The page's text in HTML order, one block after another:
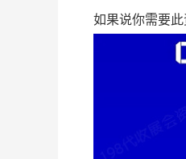
如果说你需要此